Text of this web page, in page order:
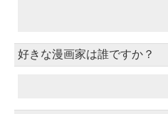
好きな漫画家は誰ですか？